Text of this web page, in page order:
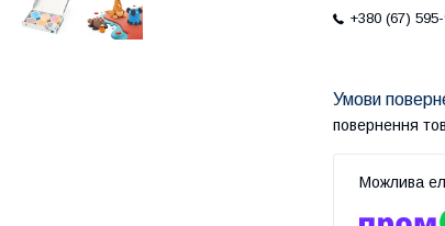
+380 (67)
повернення